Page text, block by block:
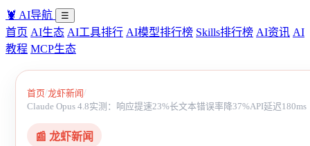
🦞 AI导航 ☰
首页 AI生态 AI工具排行 AI模型排行榜 Skills排行榜 AI资讯 AI
教程 MCP生态
首页/龙虾新闻 /
Claude Opus 4.8实测：响应提速23%长文本错误率降37%API延迟180ms
📰 龙虾新闻